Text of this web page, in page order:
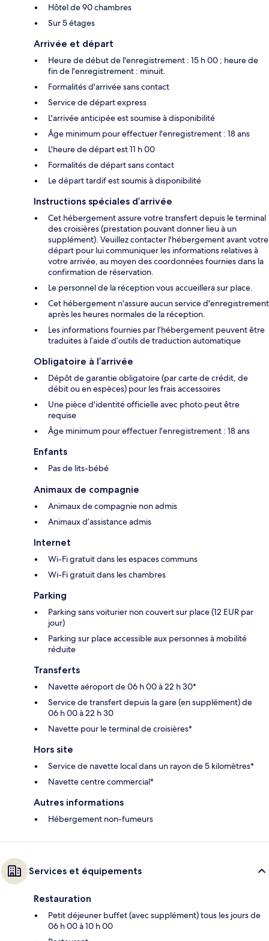
Hôtel de 90 chambres
Sur 5 étages
Arrivée et départ
Heure de début de l'enregistrement : 15 h 00 ; heure de
fin de l'enregistrement : minuit.
Formalités d'arrivée sans contact
Service de départ express
L'arrivée anticipée est soumise à disponibilité
Âge minimum pour effectuer l'enregistrement : 18 ans
L'heure de départ est 11 h 00
Formalités de départ sans contact
Le départ tardif est soumis à disponibilité
Instructions spéciales d’arrivée
Cet hébergement assure votre transfert depuis le terminal
des croisières (prestation pouvant donner lieu à un
supplément). Veuillez contacter l'hébergement avant votre
départ pour lui communiquer les informations relatives à
votre arrivée, au moyen des coordonnées fournies dans la
confirmation de réservation.
Le personnel de la réception vous accueillera sur place.
Cet hébergement n'assure aucun service d'enregistrement
après les heures normales de la réception.
Les informations fournies par l’hébergement peuvent être
traduites à l’aide d’outils de traduction automatique
Obligatoire à l’arrivée
Dépôt de garantie obligatoire (par carte de crédit, de
débit ou en espèces) pour les frais accessoires
Une pièce d'identité officielle avec photo peut être
requise
Âge minimum pour effectuer l'enregistrement : 18 ans
Enfants
Pas de lits-bébé
Animaux de compagnie
Animaux de compagnie non admis
Animaux d’assistance admis
Internet
Wi-Fi gratuit dans les espaces communs
Wi-Fi gratuit dans les chambres
Parking
Parking sans voiturier non couvert sur place (12 EUR par
jour)
Parking sur place accessible aux personnes à mobilité
réduite
Transferts
Navette aéroport de 06 h 00 à 22 h 30*
Service de transfert depuis la gare (en supplément) de
06 h 00 à 22 h 30
Navette pour le terminal de croisières*
Hors site
Service de navette local dans un rayon de 5 kilomètres*
Navette centre commercial*
Autres informations
Hébergement non-fumeurs
Services et équipements
Restauration
Petit déjeuner buffet (avec supplément) tous les jours de
06 h 00 à 10 h 00